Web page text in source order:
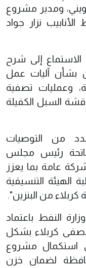
ومدير مشروع
نزار جواد
الاستماع إلى شرح
بشأن آليات عمل
وعمليات تصفية
السبل الكفيلة
من التوصيات
رئيس مجلس
عامة بما يعزز
الهيئة التنسيقية
من البنزين".
النفط باعتماد
كربلاء بشكل
استكمال مشروع
لضمان خزن